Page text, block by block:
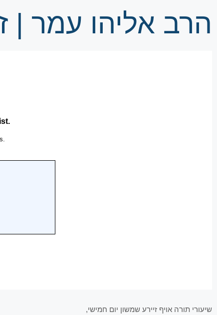
הרב אליהו עמר
שיעורי תורה אויף זיירע שמשון יום חמישי,